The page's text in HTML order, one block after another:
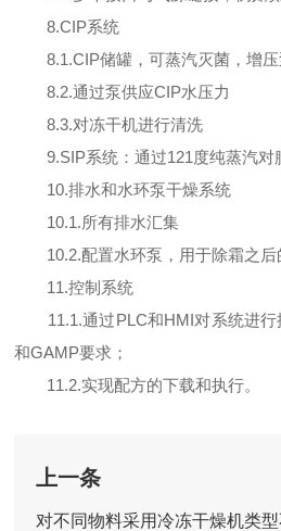
8.CIP系统
8.1.CIP储罐，可蒸汽灭菌，增压
8.2.通过泵供应CIP水压力
8.3.对冻干机进行清洗
9.SIP系统：通过121度纯蒸汽对
10.排水和水环泵干燥系统
10.1.所有排水汇集
10.2.配置水环泵，用于除霜之后
11.控制系统
11.1.通过PLC和HMI对系统进行
和GAMP要求；
11.2.实现配方的下载和执行。
上一条
对不同物料采用冷冻干燥机类型